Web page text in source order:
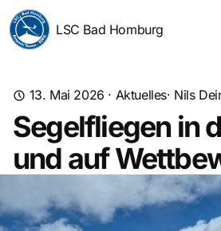
LSC Bad Homburg
13. Mai 2026 · Aktuelles· Nils
Segelfliegen in
und auf